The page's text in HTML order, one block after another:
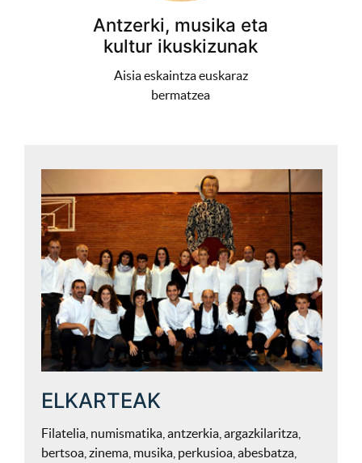
Antzerki, musika eta
kultur ikuskizunak
Aisia eskaintza euskaraz
bermatzea
ELKARTEAK
Filatelia, numismatika, antzerkia, argazkilaritza,
bertsoa, zinema, musika, perkusioa, abesbatza,